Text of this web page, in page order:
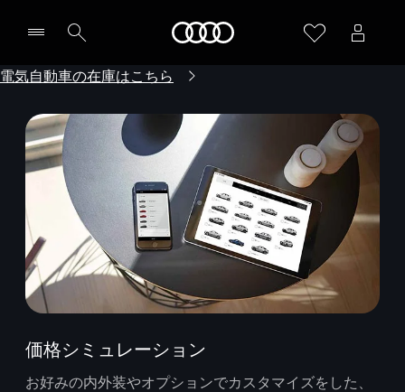
電気自動車の在庫はこちら
価格シミュレーション
お好みの内外装やオプションでカスタマイズをした、